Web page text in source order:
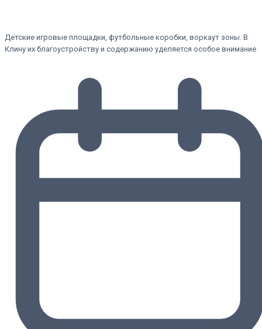
Детские игровые площадки, футбольные коробки, воркаут зоны. В
Клину их благоустройству и содержанию уделяется особое внимание